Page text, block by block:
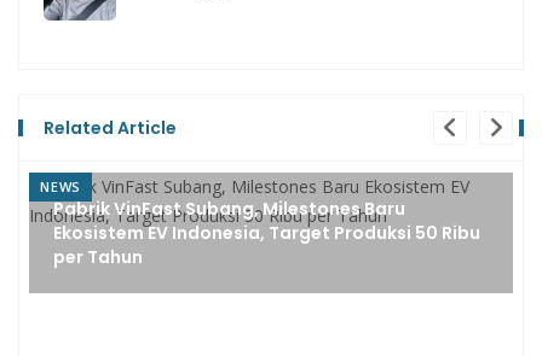
Related Article
REVIEW